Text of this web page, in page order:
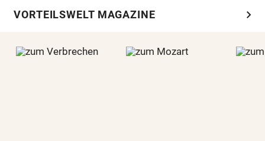
VORTEILSWELT MAGAZINE chevron_right